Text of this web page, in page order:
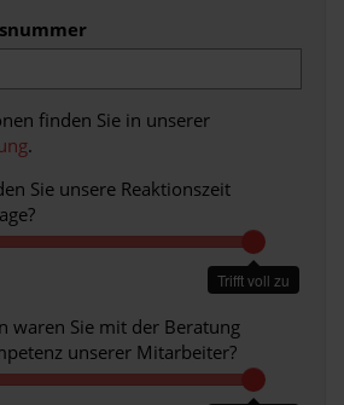
finden Sie in unserer
.
Sie unsere Reaktionszeit
Trifft voll zu
waren Sie mit der Beratung
unserer Mitarbeiter?